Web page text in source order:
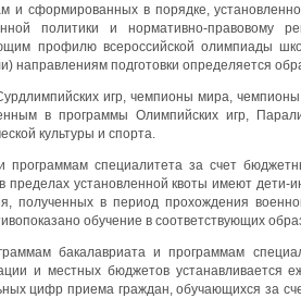
сформированных в порядке,
политики и нормативно-правовому
профилю всероссийской олимпиады
подготовки определяется
игр, чемпионы мира,
в программы Олимпийских игр,
культуры и спорта.
специалитета за счет
установленной квоты имеют дети-
полученных в период прохождения
обучение в соответствующих
бакалавриата и программам
и местных бюджетов устанавливается
цифр приема граждан, обучающихся за